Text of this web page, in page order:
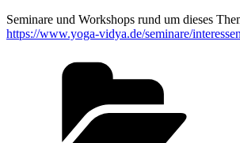
Seminare und Workshops rund um dieses
https://www.yoga-vidya.de/seminare/